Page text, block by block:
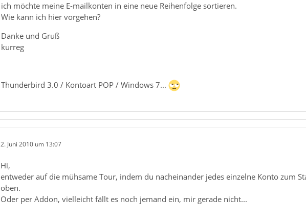
ich möchte meine E-mailkonten in eine neue Reihenfolge sortieren.
Wie kann ich hier vorgehen?
Danke und Gruß
kurreg
Thunderbird 3.0 / Kontoart POP / Windows 7...
2. Juni 2010 um 13:07
Hi,
entweder auf die mühsame Tour, indem du nacheinander jedes einzelne Konto zum
oben.
Oder per Addon, vielleicht fällt es noch jemand ein, mir gerade nicht...